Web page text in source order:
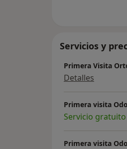
Servicios y
Primera Visita
Detalles
Primera visita
Servicio gratuito
Primera visita